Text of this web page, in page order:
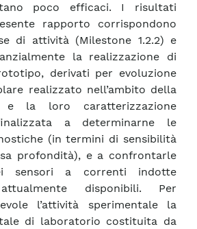
poco efficaci. I risultati
rapporto corrispondono
di attività (Milestone 1.2.2) e
la realizzazione di
derivati per evoluzione
realizzato nell’ambito della
e la loro caratterizzazione
a determinarne le
(in termini di sensibilità
profondità), e a confrontarle
sensori a correnti indotte
disponibili. Per
l’attività sperimentale la
di laboratorio costituita da